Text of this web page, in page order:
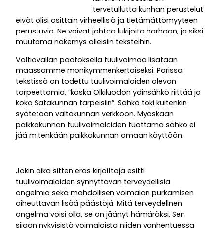
tervetullutta kunhan perustelut
eivät olisi osittain virheellisiä ja tietämättömyyteen
perustuvia. Ne voivat johtaa lukijoita harhaan, ja siksi
muutama näkemys olleisiin teksteihin.
Valtiovallan päätöksellä tuulivoimaa lisätään
maassamme monikymmenkertaiseksi. Parissa
tekstissä on todettu tuulivoimaloiden olevan
tarpeettomia, ”koska Olkiluodon ydinsähkö riittää jo
koko Satakunnan tarpeisiin”. Sähkö toki kuitenkin
syötetään valtakunnan verkkoon. Myöskään
paikkakunnan tuulivoimaloiden tuottama sähkö ei
jää mitenkään paikkakunnan omaan käyttöön.
Jokin aika sitten eräs kirjoittaja esitti
tuulivoimaloiden synnyttävän terveydellisiä
ongelmia sekä mahdollisen voimalan purkamisen
aiheuttavan lisää päästöjä. Mitä terveydellnen
ongelma voisi olla, se on jäänyt hämäräksi. Sen
sijaan nykyisistä voimaloista niiden vanhentuessa